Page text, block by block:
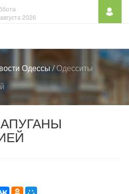
2026
Одессы/Одесситы